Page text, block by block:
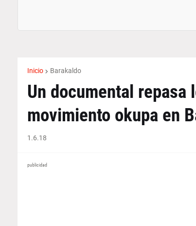
Inicio Barakaldo
Un documental repasa
movimiento okupa en
1.6.18
publicidad